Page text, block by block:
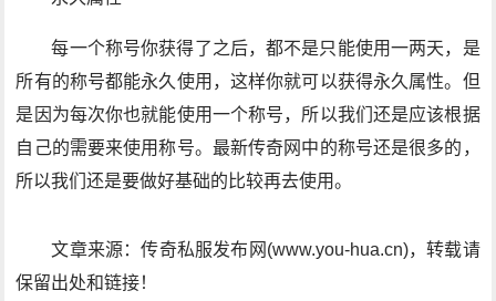
每一个称号你获得了之后，都不是只能使用一两天，是
所有的称号都能永久使用，这样你就可以获得永久属性。但
是因为每次你也就能使用一个称号，所以我们还是应该根据
自己的需要来使用称号。最新传奇网中的称号还是很多的，
所以我们还是要做好基础的比较再去使用。
文章来源：传奇私服发布网(www.you-hua.cn)，转载请
保留出处和链接！